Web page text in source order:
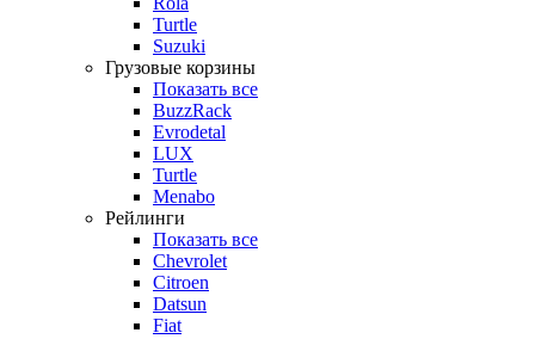
Turtle
Suzuki
Грузовые корзины
Показать все
BuzzRack
Evrodetal
LUX
Turtle
Menabo
Рейлинги
Показать все
Chevrolet
Citroen
Datsun
Fiat